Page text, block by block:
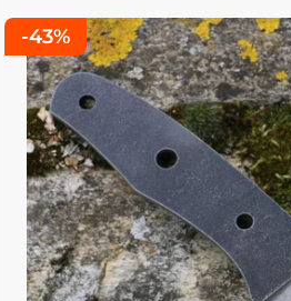
-43%